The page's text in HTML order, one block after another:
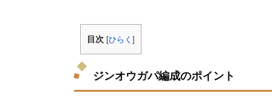
目次 [ひらく ]
ジンオウガパ編成のポイント